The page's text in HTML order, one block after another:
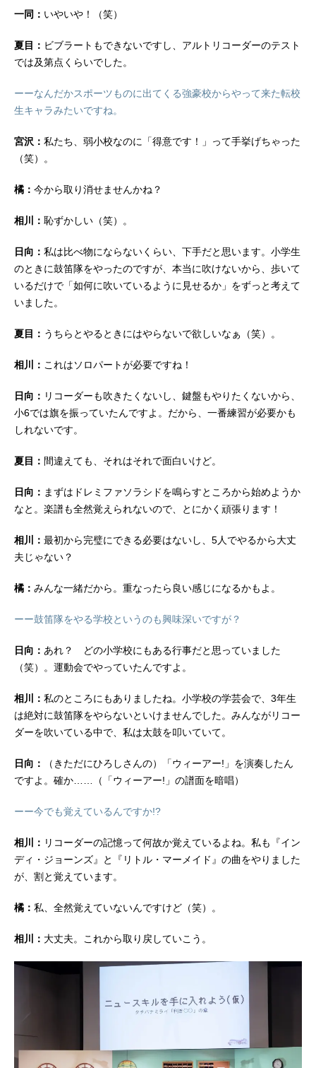
一同： いやいや！（笑）
夏目： ビブラートもできないですし、アルトリコーダーのテスト
では及第点くらいでした。
ーーなんだかスポーツものに出てくる強豪校からやって来た転校
生キャラみたいですね。
宮沢： 私たち、弱小校なのに「得意です！」って手挙げちゃった
（笑）。
橘： 今から取り消せませんかね？
相川： 恥ずかしい（笑）。
日向： 私は比べ物にならないくらい、下手だと思います。小学生
のときに鼓笛隊をやったのですが、本当に吹けないから、歩いて
いるだけで「如何に吹いているように見せるか」をずっと考えて
いました。
夏目： うちらとやるときにはやらないで欲しいなぁ（笑）。
相川： これはソロパートが必要ですね！
日向： リコーダーも吹きたくないし、鍵盤もやりたくないから、
小6では旗を振っていたんですよ。だから、一番練習が必要かも
しれないです。
夏目： 間違えても、それはそれで面白いけど。
日向： まずはドレミファソラシドを鳴らすところから始めようか
なと。楽譜も全然覚えられないので、とにかく頑張ります！
相川： 最初から完璧にできる必要はないし、5人でやるから大丈
夫じゃない？
橘： みんな一緒だから。重なったら良い感じになるかもよ。
ーー鼓笛隊をやる学校というのも興味深いですが？
日向： あれ？ どの小学校にもある行事だと思っていました
（笑）。運動会でやっていたんですよ。
相川： 私のところにもありましたね。小学校の学芸会で、3年生
は絶対に鼓笛隊をやらないといけませんでした。みんながリコー
ダーを吹いている中で、私は太鼓を叩いていて。
日向：
（きただにひろしさんの）「ウィーアー!」を演奏したん
ですよ。確か……（「ウィーアー!」の譜面を暗唱）
ーー今でも覚えているんですか!?
相川： リコーダーの記憶って何故か覚えているよね。私も『イン
ディ・ジョーンズ』と『リトル・マーメイド』の曲をやりました
が、割と覚えています。
橘： 私、全然覚えていないんですけど（笑）。
相川： 大丈夫。これから取り戻していこう。